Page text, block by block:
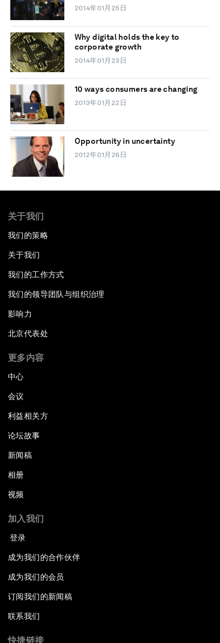
2014年01月25日
Why digital holds the key to
corporate growth
2014年01月23日
10 ways consumers are changing
2013年01月22日
Opportunity in uncertainty
2012年01月26日
关于我们
我们的策略
关于我们
我们的工作方式
我们的领导团队与组织治理
影响力
北京代表处
更多内容
中心
会议
利益相关方
论坛故事
新闻稿
相册
视频
加入我们
登录
成为我们的合作伙伴
成为我们的会员
订阅我们的新闻稿
联系我们
快捷链接